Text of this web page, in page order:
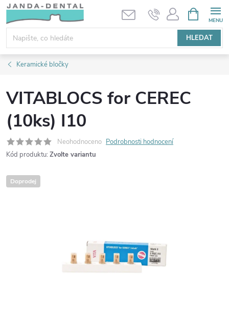
Přejít
obsah
HLEDAT
NÁKUPNÍ
KOŠÍK
Keramické bločky
VITABLOCS for CEREC
(10ks) I10
Neohodnoceno Podrobnosti hodnocení
Kód produktu: Zvolte variantu
Doprodej